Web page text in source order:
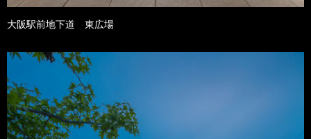
大阪駅前地下道 東広場